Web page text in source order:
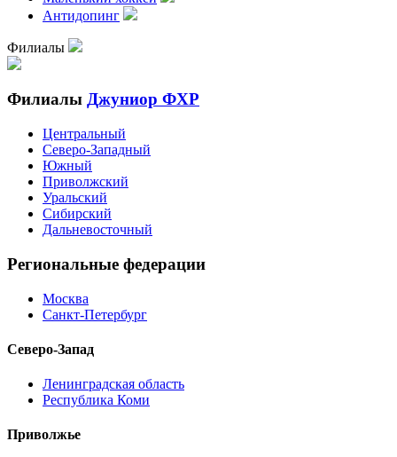
Антидопинг
Филиалы
Филиалы Джуниор ФХР
Центральный
Северо-Западный
Южный
Приволжский
Уральский
Сибирский
Дальневосточный
Региональные федерации
Москва
Санкт-Петербург
Северо-Запад
Ленинградская область
Республика Коми
Приволжье